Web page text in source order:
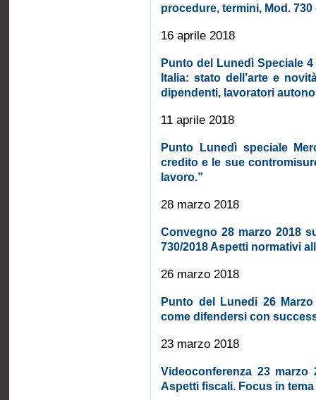
procedure, termini, Mod.
16 aprile 2018
Punto del Lunedì Speciale
Italia: stato dell’arte e
dipendenti, lavoratori
11 aprile 2018
Punto Lunedì speciale
credito e le sue
lavoro.”
28 marzo 2018
Convegno 28 marzo 2018
730/2018 Aspetti normativi
26 marzo 2018
Punto del Lunedi 26
come difendersi con
23 marzo 2018
Videoconferenza 23 marzo
Aspetti fiscali. Focus in